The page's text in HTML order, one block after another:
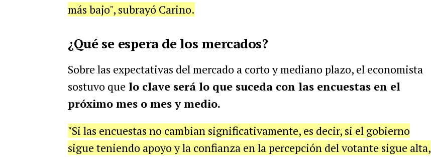
más bajo", subrayó Carino.
¿Qué se espera de los mercados?
Sobre las expectativas del mercado a corto y mediano plazo, el economista
sostuvo que lo clave será lo que suceda con las encuestas en el
próximo mes o mes y medio.
"Si las encuestas no cambian significativamente, es decir, si el gobierno
sigue teniendo apoyo y la confianza en la percepción del votante sigue alta,